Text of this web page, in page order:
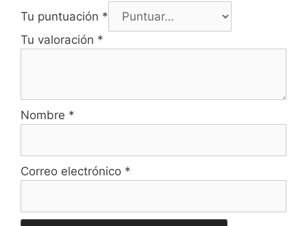
Tu puntuación *
Tu valoración *
Nombre *
Correo electrónico *